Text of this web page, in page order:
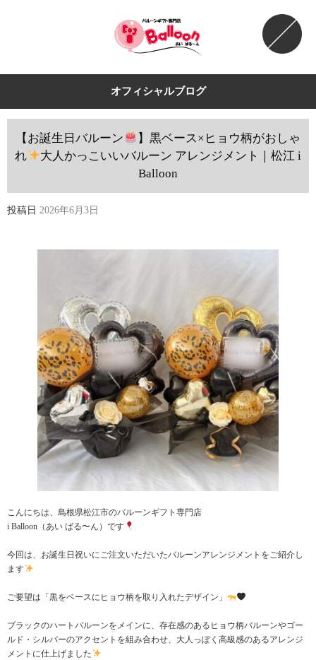
オフィシャルブログ
【お誕生日バルーン
】黒ベース×ヒョウ柄がおしゃ
れ
大人かっこいいバルーン アレンジメント｜松江 i
Balloon
投稿日 2026年6月3日
こんにちは、島根県松江市のバルーンギフト専門店
i Balloon（あい ばる〜ん）です
今回は、お誕生日祝いにご注文いただいたバルーンアレンジメントをご紹介し
ます
ご要望は「黒をベースにヒョウ柄を取り入れたデザイン」
ブラックのハートバルーンをメインに、存在感のあるヒョウ柄バルーンやゴー
ルド・シルバーのアクセントを組み合わせ、大人っぽく高級感のあるアレンジ
メントに仕上げました